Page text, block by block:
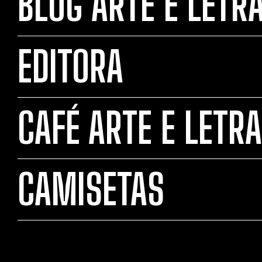
EDITORA
CAFÉ ARTE E LETRA
CAMISETAS